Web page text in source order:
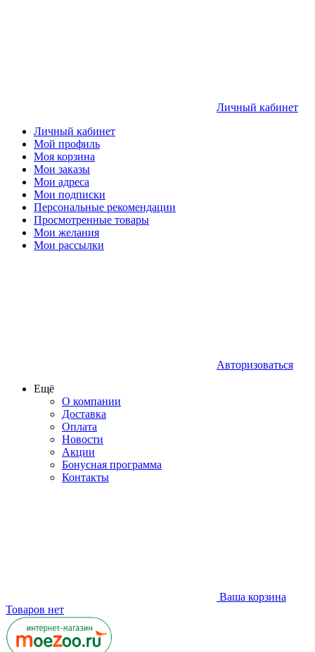
Личный кабинет
Личный кабинет
Мой профиль
Моя корзина
Мои заказы
Мои адреса
Мои подписки
Персональные рекомендации
Просмотренные товары
Мои желания
Мои рассылки
Авторизоваться
Ещё
О компании
Доставка
Оплата
Новости
Акции
Бонусная программа
Контакты
Ваша корзина
Товаров нет